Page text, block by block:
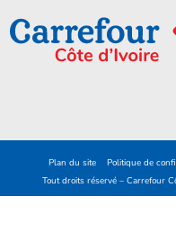
Plan du site Politique de
Tout droits réservé – Carrefour